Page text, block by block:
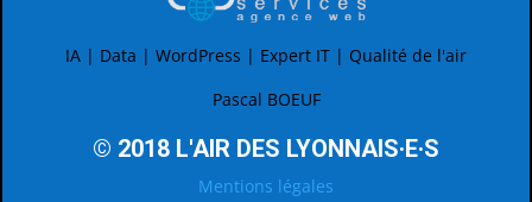
IA | Data | WordPress | Expert IT | Qualité de l'air
Pascal BOEUF
© 2018 L'AIR DES LYONNAIS·E·S
Mentions légales